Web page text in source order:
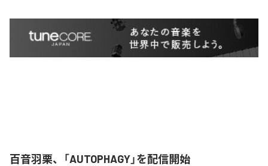
百音羽栗、「AUTOPHAGY」を配信開始